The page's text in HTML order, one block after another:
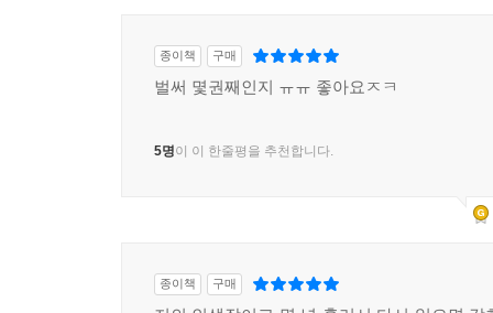
종이책 구매
벌써 몇권째인지 ㅠㅠ 좋아요ㅈㅋ
5명이 이 한줄평을 추천합니다.
종이책 구매